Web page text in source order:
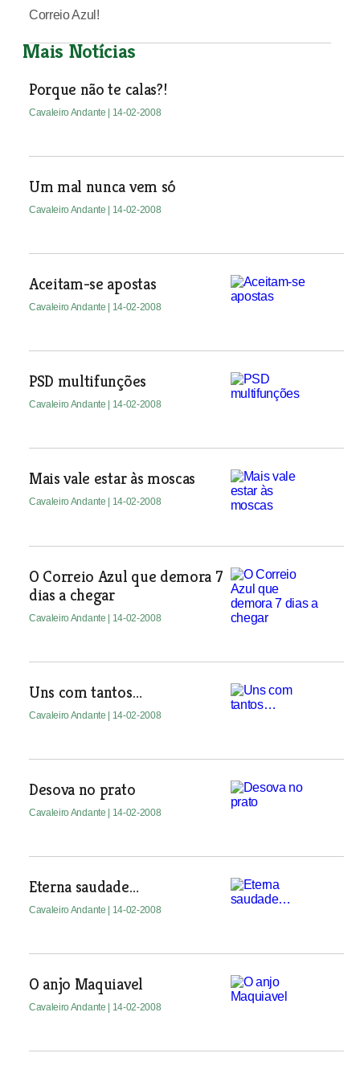
Correio Azul!
Mais Notícias
Porque não te calas?!
Cavaleiro Andante | 14-02-2008
Um mal nunca vem só
Cavaleiro Andante | 14-02-2008
Aceitam-se apostas
Cavaleiro Andante | 14-02-2008
PSD multifunções
Cavaleiro Andante | 14-02-2008
Mais vale estar às moscas
Cavaleiro Andante | 14-02-2008
O Correio Azul que demora 7
dias a chegar
Cavaleiro Andante | 14-02-2008
Uns com tantos…
Cavaleiro Andante | 14-02-2008
Desova no prato
Cavaleiro Andante | 14-02-2008
Eterna saudade…
Cavaleiro Andante | 14-02-2008
O anjo Maquiavel
Cavaleiro Andante | 14-02-2008